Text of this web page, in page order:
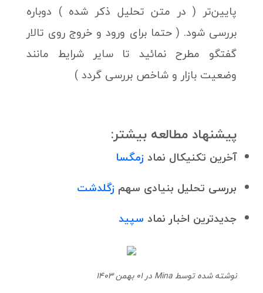
پایین‌تر ( در متن تحلیل ذکر شده ) دوباره
بررسی شود. ( حتما برای ورود و خروج روی تالار
گفتگو مطرح نمائید تا سایر شرایط مانند
وضعیت بازار و شاخص بررسی گردد )
پیشنهاد مطالعه بیشتر:
آخرین تکنیکال نماد زمگسا
بررسی تحلیل بنیادی سهم زگلدشت
جدیدترین اخبار نماد سپید
نوشته شده توسط Mina در 01 بهمن 1403